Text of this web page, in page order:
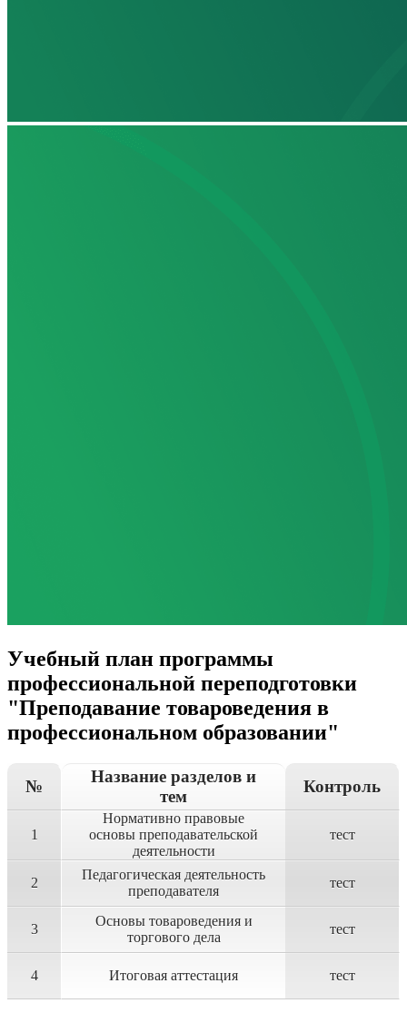
Учебный план программы
профессиональной переподготовки
"Преподавание товароведения в
профессиональном образовании"
№
Название разделов и
тем
Контроль
1
Нормативно правовые
основы преподавательской
деятельности
тест
2
Педагогическая деятельность
преподавателя
тест
3
Основы товароведения и
торгового дела
тест
4 Итоговая аттестация тест